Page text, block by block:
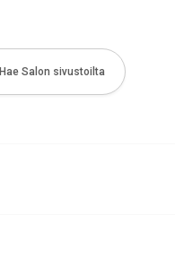
Hae Salon sivustoilta